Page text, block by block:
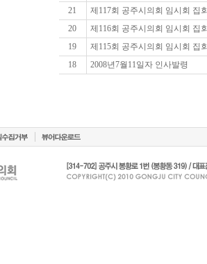
21
제117회 공주시의회 임시회 집
20
제116회 공주시의회 임시회 집
19
제115회 공주시의회 임시회 집
18
2008년7월11일자 인사발령